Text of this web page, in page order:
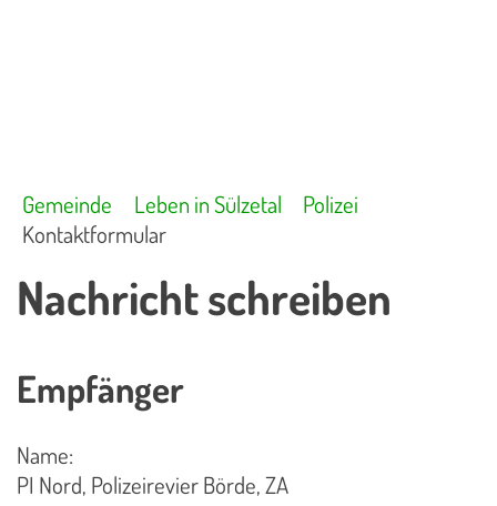
Gemeinde Leben in Sülzetal
Polizei
Kontaktformular
Nachricht schreiben
Empfänger
Name:
PI Nord, Polizeirevier Börde, ZA